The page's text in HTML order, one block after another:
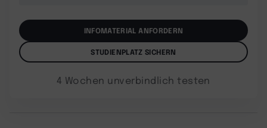
INFOMATERIAL ANFORDERN
STUDIENPLATZ SICHERN
4 Wochen unverbindlich testen